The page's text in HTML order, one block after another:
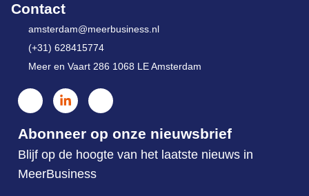
Contact
amsterdam@meerbusiness.nl
(+31) 628415774
Meer en Vaart 286 1068 LE Amsterdam
Abonneer op onze nieuwsbrief
Blijf op de hoogte van het laatste nieuws in
MeerBusiness